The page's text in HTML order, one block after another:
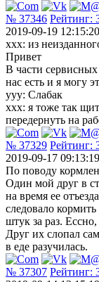
№ 37346 Рейтинг:
2019-09-19 12:15:20
xxx: из
Привет
В части
нас есть и я могу
yyy: Слабак
xxx: я тоже так
передернуть на
№ 37329 Рейтинг:
2019-09-17 09:13:19
По поводу
Один мой друг в
на время ее
следовало
штук за раз.
Друг их слопал
в еде разучилась.
№ 37307 Рейтинг: